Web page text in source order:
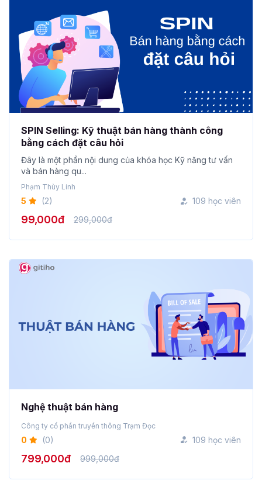
SPIN Selling: Kỹ thuật bán hàng thành công
bằng cách đặt câu hỏi
Đây là một phần nội dung của khóa học Kỹ năng tư vấn
và bán hàng qu...
Phạm Thùy Linh
5 (2) 109 học viên
99,000đ 299,000đ
Nghệ thuật bán hàng
Công ty cổ phần truyền thông Trạm Đọc
0 (0) 109 học viên
799,000đ 999,000đ